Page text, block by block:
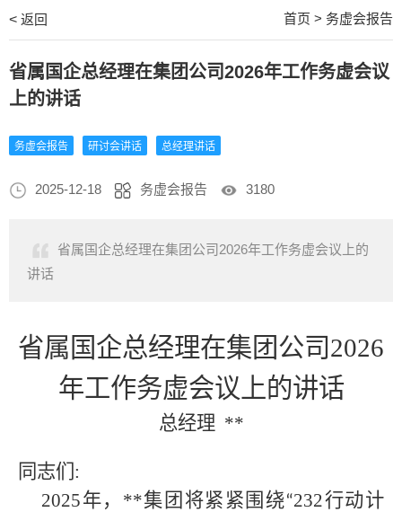
< 返回 首页 > 务虚会报告
省属国企总经理在集团公司2026年工作务虚会议
上的讲话
务虚会报告 研讨会讲话 总经理讲话
2025-12-18 务虚会报告 3180
省属国企总经理在集团公司2026年工作务虚会议上的
讲话
省属国企总经理在集团公司2026
年工作务虚会议上的讲话
总经理 **
同志们 :
2025年， **集团将紧紧围绕“232行动计